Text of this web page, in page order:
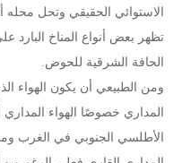
الاستوائي الحقيقي وتحل محله
تظهر بعض أنواع المناخ البارد
الحافة الشرقية للحوض.
ومن الطبيعي أن يكون الهواء
المداري خصوصًا الهواء
الأطلسي الجنوبي في الغرب